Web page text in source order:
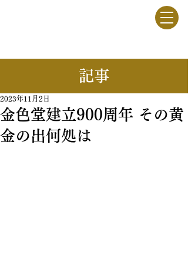
​記事
金色堂建立900周年 その黄
金の出何処は
2023年11月2日